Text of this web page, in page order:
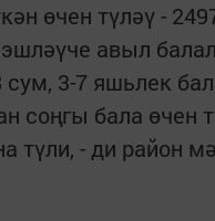
өчен түләү -
авыл
3-7 яшьлек
соңгы бала өчен
- ди район